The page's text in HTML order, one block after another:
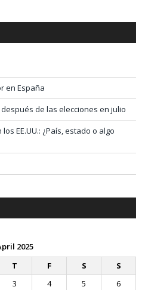
en España
de las elecciones en julio
EE.UU.: ¿País, estado o algo
2025
T F S
S
3 4 5
6